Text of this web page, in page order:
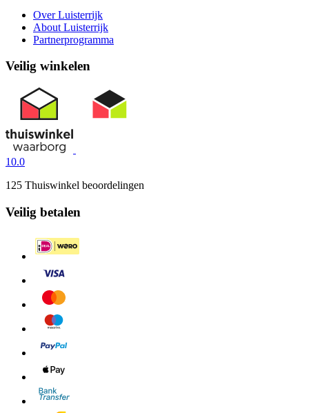
Over Luisterrijk
About Luisterrijk
Partnerprogramma
Veilig winkelen
10.0
125 Thuiswinkel beoordelingen
Veilig betalen